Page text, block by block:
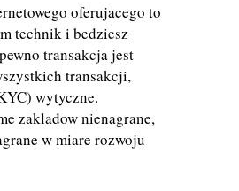
oferujacego to
technik i bedziesz
transakcja jest
transakcji,
wytyczne.
zakladow nienagrane,
w miare rozwoju